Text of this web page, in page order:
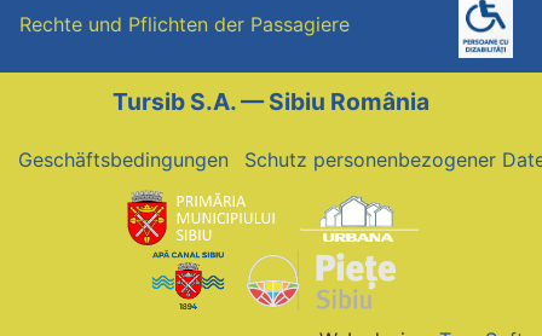
Rechte und Pflichten der Passagiere
Tursib S.A. — Sibiu România
Geschäftsbedingungen Schutz personenbezogener